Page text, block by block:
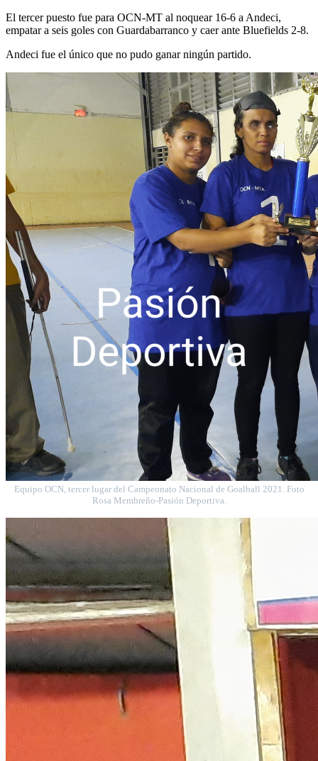
El tercer puesto fue para OCN-MT al noquear 16-6 a Andeci,
empatar a seis goles con Guardabarranco y caer ante Bluefields 2-8.
Andeci fue el único que no pudo ganar ningún partido.
Equipo OCN, tercer lugar del Campeonato Nacional de Goalball 2021. Foto
Rosa Membreño-Pasión Deportiva.